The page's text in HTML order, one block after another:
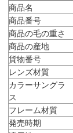
商品名
商品番号
商品の毛の重さ
商品の産地
貨物番号
レンズ材質
カラーサングラ
ス
フレーム材質
発売時期